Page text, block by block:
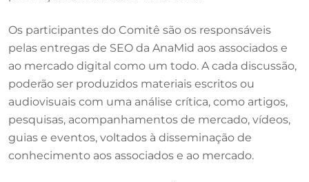
Os participantes do Comitê são os responsáveis
pelas entregas de SEO da AnaMid aos associados e
ao mercado digital como um todo. A cada discussão,
poderão ser produzidos materiais escritos ou
audiovisuais com uma análise crítica, como artigos,
pesquisas, acompanhamentos de mercado, vídeos,
guias e eventos, voltados à disseminação de
conhecimento aos associados e ao mercado.